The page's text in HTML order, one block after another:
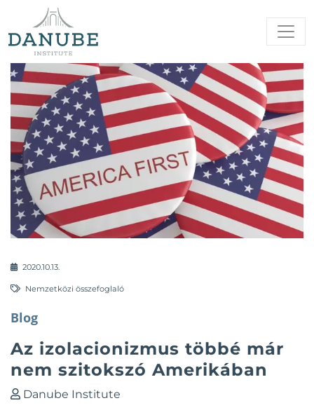
2020.10.13.
Nemzetközi összefoglaló
Blog
Az izolacionizmus többé már
nem szitokszó Amerikában
Danube Institute